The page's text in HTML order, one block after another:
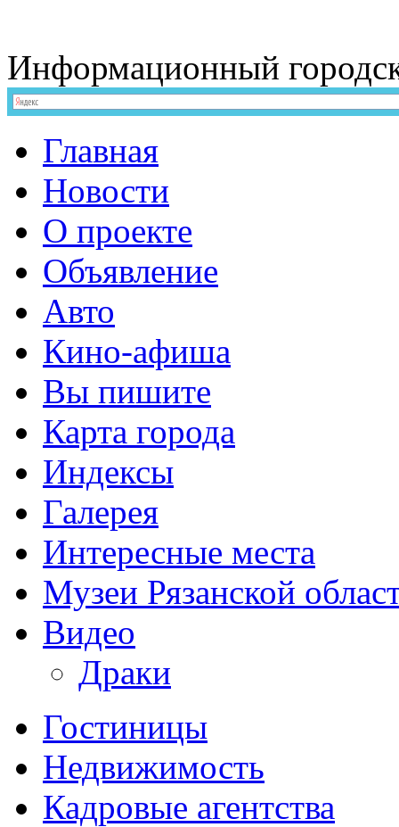
Информационный
Главная
Новости
О проекте
Объявление
Авто
Кино-афиша
Вы пишите
Карта города
Индексы
Галерея
Интересные места
Музеи Рязанской
Видео
Драки
Гостиницы
Недвижимость
Кадровые агентства